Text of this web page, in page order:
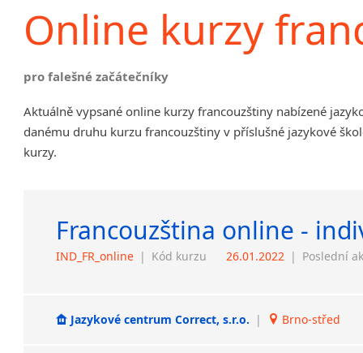
Online kurzy
pro falešné začátečníky
Aktuálně vypsané online kurzy francouzštiny nabízené
danému druhu kurzu francouzštiny v příslušné jazykové
kurzy.
Francouzština online -
IND_FR_online | Kód kurzu 26.01.2022 | Poslední
Jazykové centrum Correct, s.r.o. | Brno-střed